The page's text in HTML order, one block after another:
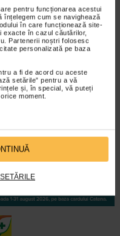
pentru funcționarea acestui
înțelegem cum se navighează
în care funcționează site-
exacte în cazul căutărilor,
Partenerii noștri folosesc
personalizată pe baza
a fi de acord cu aceste
setările” pentru a vă
și, în special, vă puteți
moment.